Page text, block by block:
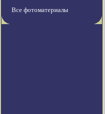
Все фотоматериалы